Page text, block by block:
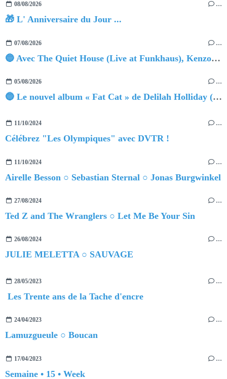
08/08/2026 …
🎁 L' Anniversaire du Jour ...
07/08/2026 …
🔵 Avec The Quiet House (Live at Funkhaus), Kenzo Zurzolo livre une performance aussi intense qu'envoûtante.
05/08/2026 …
🔵 Le nouvel album « Fat Cat » de Delilah Holliday (sortie le 30 Octobre 2026)
11/10/2024 …
Célébrez "Les Olympiques" avec DVTR !
11/10/2024 …
Airelle Besson ○ Sebastian Sternal ○ Jonas Burgwinkel
27/08/2024 …
Ted Z and The Wranglers ○ Let Me Be Your Sin
26/08/2024 …
JULIE MELETTA ○ SAUVAGE
28/05/2023 …
Les Trente ans de la Tache d'encre
24/04/2023 …
Lamuzgueule ○ Boucan
17/04/2023 …
Semaine • 15 • Week